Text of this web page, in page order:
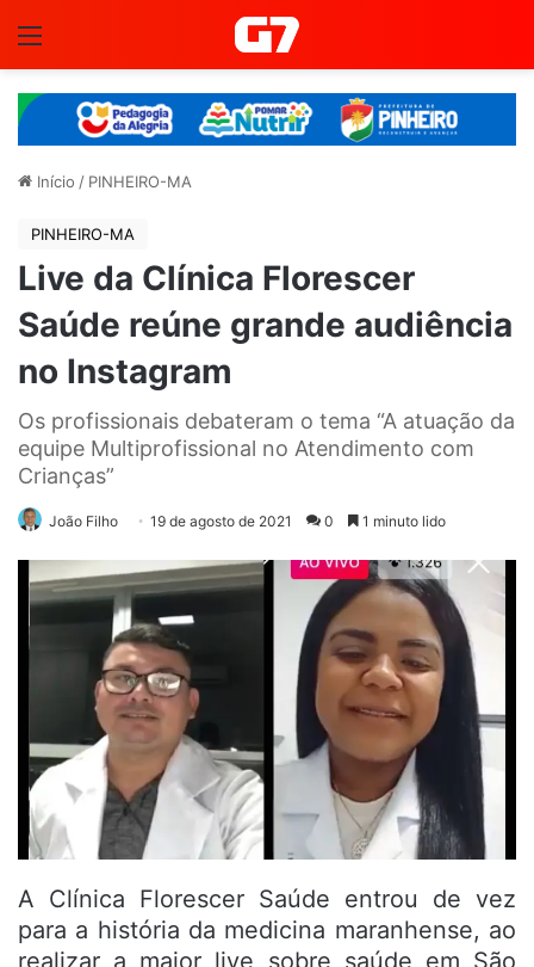
Início / PINHEIRO-MA
PINHEIRO-MA
Live da Clínica Florescer
Saúde reúne grande audiência
no Instagram
Os profissionais debateram o tema “A atuação da
equipe Multiprofissional no Atendimento com
Crianças”
João Filho 19 de agosto de 2021 0 1 minuto lido
A Clínica Florescer Saúde entrou de vez
para a história da medicina maranhense, ao